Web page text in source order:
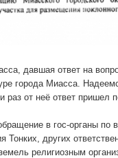
давшая ответ на
города Миасса.
раз от неё ответ пришел
в гос-органы по
других
религиозным